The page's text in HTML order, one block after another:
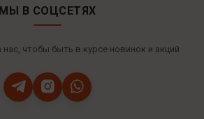
МЫ В СОЦСЕТЯХ
чтобы быть в курсе новинок и акций